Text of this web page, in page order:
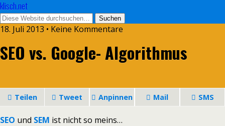
klisch.net
18. Juli 2013 • Keine Kommentare
SEO vs. Google- Algorithmus
Teilen Tweet Anpinnen Mail SMS
SEO und SEM ist nicht so meins…